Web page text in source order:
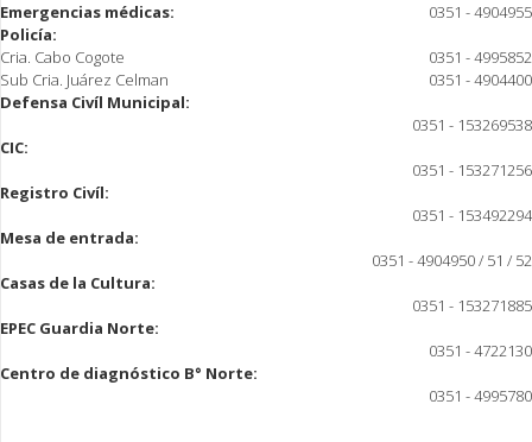
Emergencias médicas:
0351 - 4904955
Policía:
Cria. Cabo Cogote
0351 - 4995852
Sub Cria. Juárez Celman
0351 - 4904400
Defensa Civíl Municipal:
0351 - 153269538
CIC:
0351 - 153271256
Registro Civíl:
0351 - 153492294
Mesa de entrada:
0351 - 4904950 / 51 / 52
Casas de la Cultura:
0351 - 153271885
EPEC Guardia Norte:
0351 - 4722130
Centro de diagnóstico B° Norte:
0351 - 4995780